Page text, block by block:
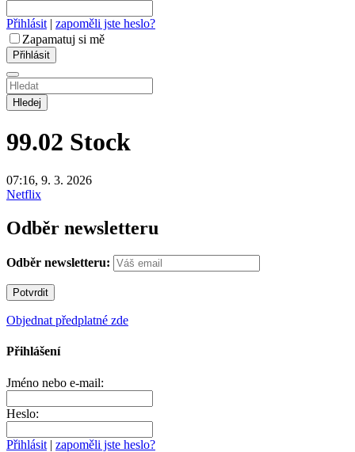
Přihlásit | zapoměli jste heslo?
Zapamatuj si mě
Hledej
99.02 Stock
07:16, 9. 3. 2026
Netflix
Odběr newsletteru
Odběr newsletteru:
Objednat předplatné zde
Přihlášení
Jméno nebo e-mail:
Heslo:
Přihlásit | zapoměli jste heslo?